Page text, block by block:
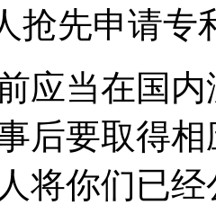
抢先申请专
应当在国
后要取得
将你们已